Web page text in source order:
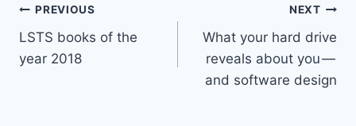
Post
navigation
PREVIOUS
LSTS books of the
year 2018
NEXT
What your hard drive
reveals about you —
and software design